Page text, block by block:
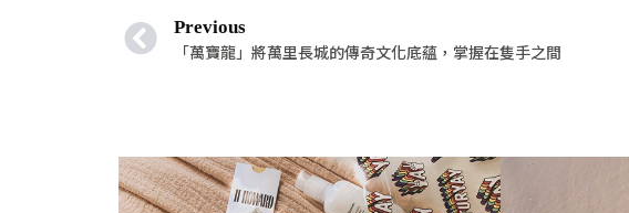
Previous
「萬寶龍」將萬里長城的傳奇文化底蘊，掌握在隻手之間